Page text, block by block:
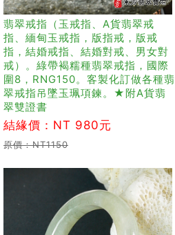
翡翠戒指（玉戒指、A貨翡翠戒
指、緬甸玉戒指，版指戒，版戒
指，結婚戒指、結婚對戒、男女對
戒）。綠帶褐糯種翡翠戒指，國際
圍8，RNG150。客製化訂做各種翡
翠戒指吊墜玉珮項鍊。★附A貨翡
翠雙證書
結緣價：NT 980元
原價：NT1150